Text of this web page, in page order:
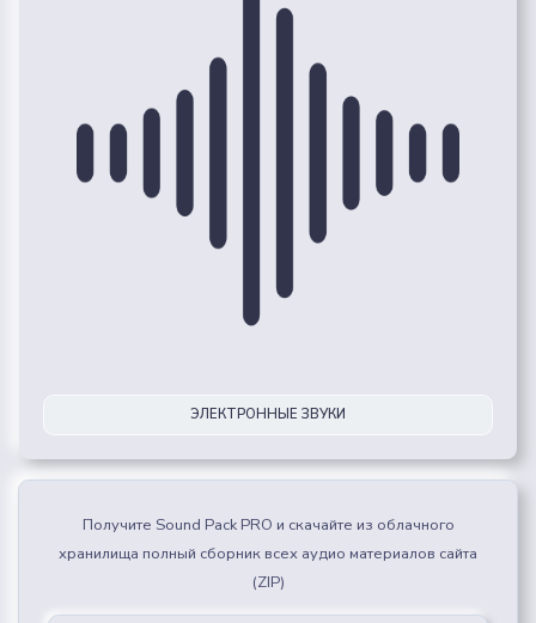
ЭЛЕКТРОННЫЕ ЗВУКИ
Получите Sound Pack PRO и скачайте из облачного
хранилища полный сборник всех аудио материалов сайта
(ZIP)